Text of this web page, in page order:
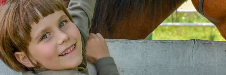
Suche... RIVER PASS JULIANA TRAIL
ALPE ADRIA TRAIL